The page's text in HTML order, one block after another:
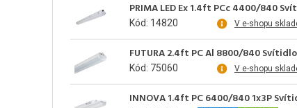
PRIMA LED Ex 1.4ft PCc 4400/840
Kód: 14820 V e-shopu
FUTURA 2.4ft PC Al 8800/840
Kód: 75060 V e-shopu
INNOVA 1.4ft PC 6400/840 1x3P